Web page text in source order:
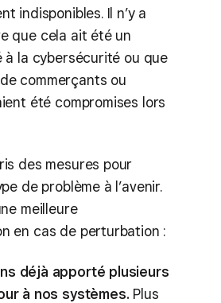
indisponibles. Il n’y a
que cela ait été un
à la cybersécurité ou que
commerçants ou
été compromises lors
des mesures pour
de problème à l’avenir.
meilleure
en cas de perturbation :
déjà apporté plusieurs
à nos systèmes. Plus